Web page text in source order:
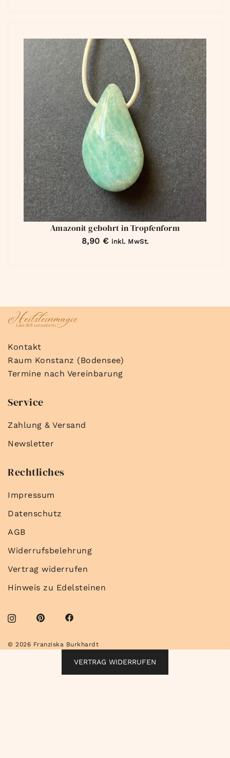
Amazonit gebohrt in Tropfenform
8,90 € inkl. MwSt.
Kontakt
Raum Konstanz (Bodensee)
Termine nach Vereinbarung
Service
Zahlung & Versand
Newsletter
Rechtliches
Impressum
Datenschutz
AGB
Widerrufsbelehrung
Vertrag widerrufen
Hinweis zu Edelsteinen
© 2026 Franziska Burkhardt
VERTRAG WIDERRUFEN